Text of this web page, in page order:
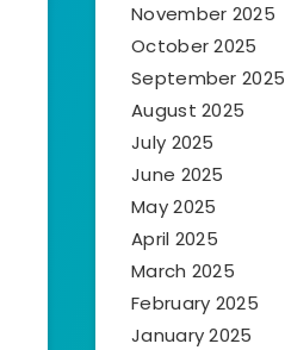
November 2025
October 2025
September 2025
August 2025
July 2025
June 2025
May 2025
April 2025
March 2025
February 2025
January 2025